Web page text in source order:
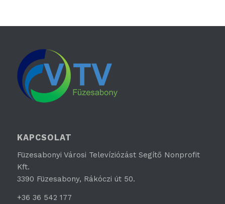
KAPCSOLAT
Füzesabonyi Városi Televíziózást Segítő Nonprofit
Kft.
3390 Füzesabony, Rákóczi út 50.
+36 36 542 177